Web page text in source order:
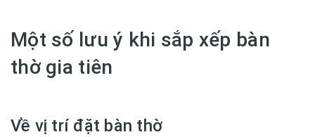
Một số lưu ý khi sắp xếp bàn
thờ gia tiên
Về vị trí đặt bàn thờ